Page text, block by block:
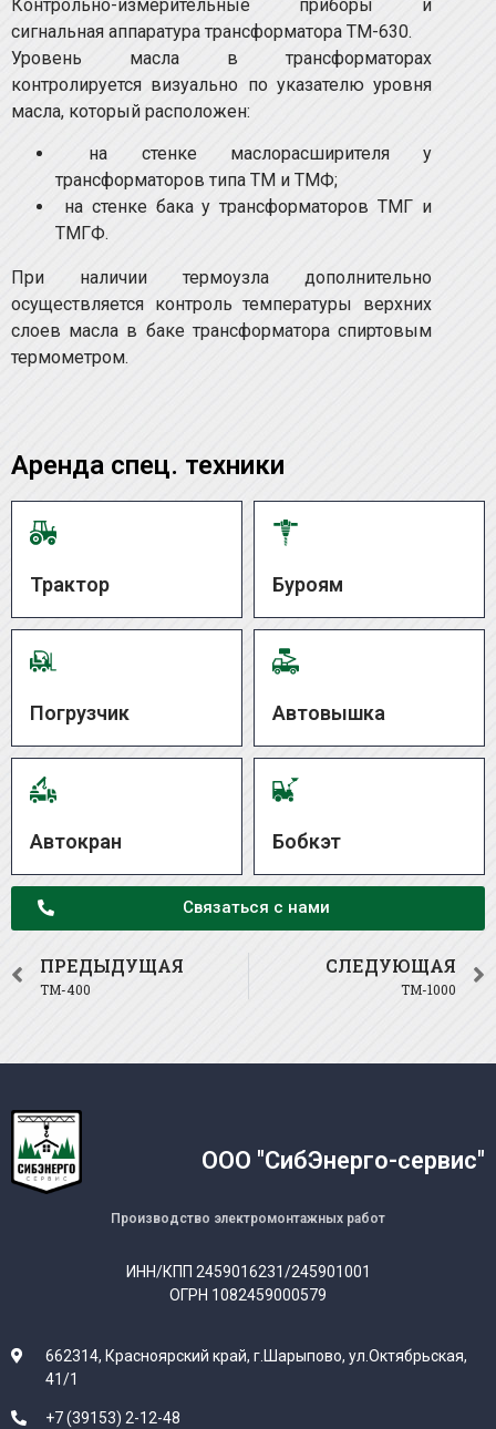
Контрольно-измерительные приборы и
сигнальная аппаратура трансформатора ТМ-630.
Уровень масла в трансформаторах
контролируется визуально по указателю уровня
масла, который расположен:
на стенке маслорасширителя у
трансформаторов типа ТМ и ТМФ;
на стенке бака у трансформаторов ТМГ и
ТМГФ.
При наличии термоузла дополнительно
осуществляется контроль температуры верхних
слоев масла в баке трансформатора спиртовым
термометром.
Аренда спец. техники
Трактор Буроям
Погрузчик Автовышка
Автокран Бобкэт
Связаться с нами
ПРЕДЫДУЩАЯ
ТМ-400
СЛЕДУЮЩАЯ
ТМ-1000
ООО "СибЭнерго-сервис"
Производство электромонтажных работ
ИНН/КПП 2459016231/245901001
ОГРН 1082459000579
662314, Красноярский край, г.Шарыпово, ул.Октябрьская,
41/1
+7 (39153) 2-12-48